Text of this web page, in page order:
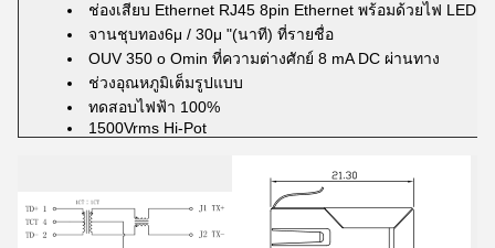
ช่องเสียบ Ethernet RJ45 8pin Ethernet พร้อมด้วยไฟ LED
จานชุบทอง6μ / 30μ "(นาที) ที่รายชื่อ
OUV 350 o Omin ที่ความต่างศักย์ 8 mA DC ผ่านทาง
ช่วงอุณหภูมิเต็มรูปแบบ
ทดสอบไฟฟ้า 100%
1500Vrms Hi-Pot